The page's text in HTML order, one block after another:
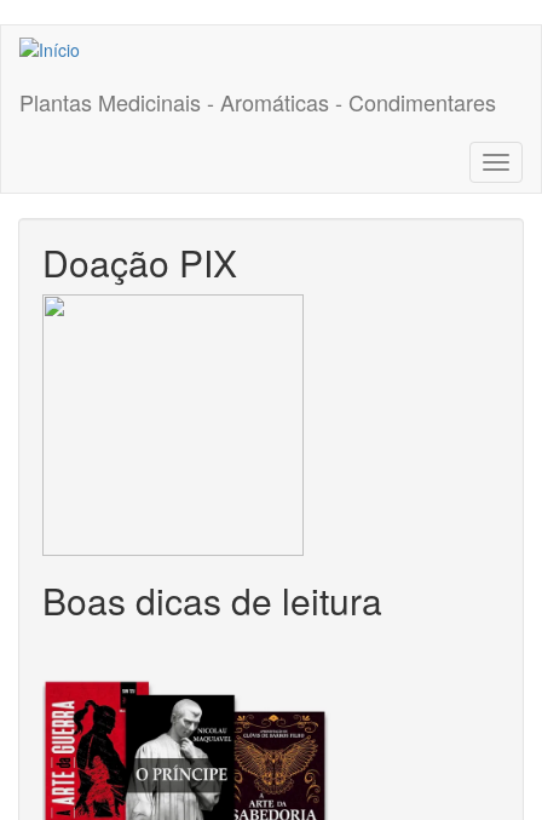
Pular
para
conteúdo
Plantas Medicinais - Aromáticas - Condimentares
Doação PIX
Boas dicas de leitura